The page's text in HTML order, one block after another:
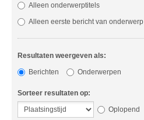
Alleen onderwerptitels
Alleen eerste bericht van onderwerp
Resultaten weergeven als:
Berichten
Onderwerpen
Sorteer resultaten op:
Oplopend